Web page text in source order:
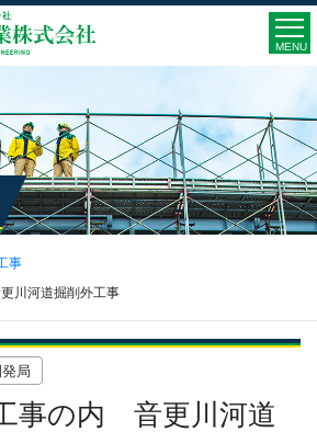
MENU
事
川河道掘削外工事
局
事の内 音更川河道